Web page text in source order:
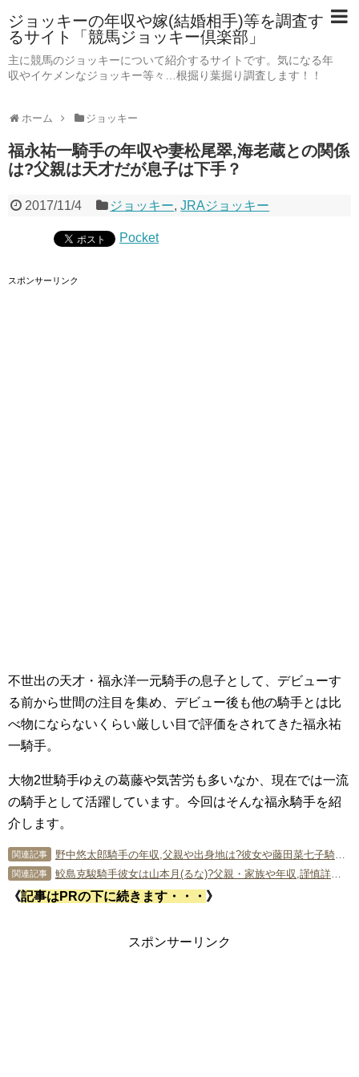
ジョッキーの年収や嫁(結婚相手)等を調査す
るサイト「競馬ジョッキー倶楽部」
主に競馬のジョッキーについて紹介するサイトです。気になる年
収やイケメンなジョッキー等々…根掘り葉掘り調査します！！
ホーム ジョッキー
福永祐一騎手の年収や妻松尾翠,海老蔵との関係
は?父親は天才だが息子は下手？
2017/11/4 ジョッキー,JRAジョッキー
Pocket
スポンサーリンク
不世出の天才・福永洋一元騎手の息子として、デビューす
る前から世間の注目を集め、デビュー後も他の騎手とは比
べ物にならないくらい厳しい目で評価をされてきた福永祐
一騎手。
大物2世騎手ゆえの葛藤や気苦労も多いなか、現在では一流
の騎手として活躍しています。今回はそんな福永騎手を紹
介します。
関連記事 野中悠太郎騎手の年収,父親や出身地は?彼女や藤田菜七子騎手との関係も調査！
関連記事 鮫島克駿騎手彼女は山本月(るな)?父親・家族や年収,謹慎詳細も調査!
《記事はPRの下に続きます・・・ 》
スポンサーリンク